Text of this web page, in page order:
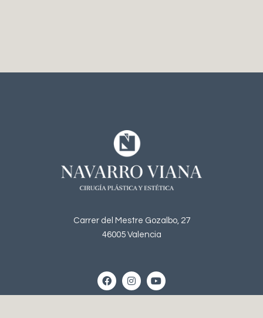
Carrer del Mestre Gozalbo, 27
46005 Valencia